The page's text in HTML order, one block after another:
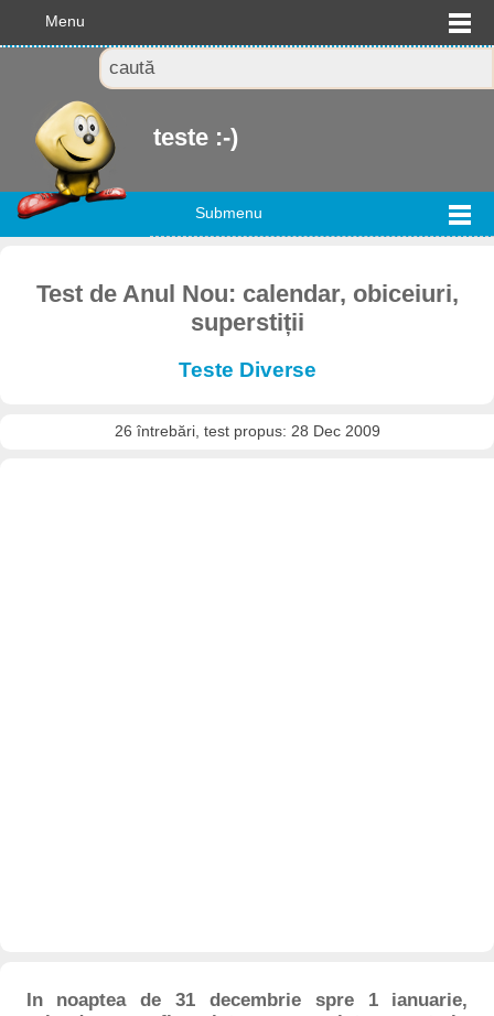
Menu
teste :-)
Submenu
Test de Anul Nou: calendar, obiceiuri,
superstiții
Teste Diverse
26 întrebări, test propus: 28 Dec 2009
In noaptea de 31 decembrie spre 1 ianuarie,